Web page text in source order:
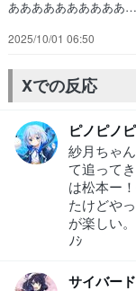
あああああああああ
目すぎてダメだ。梅
バウト」第１１回
た絡れ… ガチで梅澤
2025/10/01 06:50
Xでの反応
ピノピノ
紗月ちゃ
て追って
は松本ー
たけどや
が楽しい
ﾉｼ
サイバー